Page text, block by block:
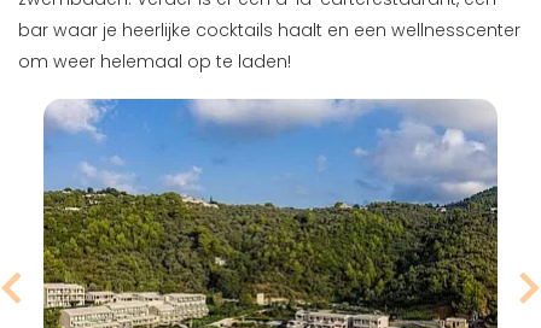
bar waar je heerlijke cocktails haalt en een wellnesscenter
om weer helemaal op te laden!